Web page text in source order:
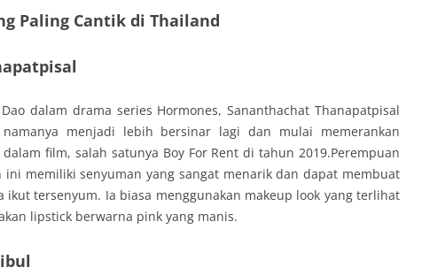
Paling Cantik di Thailand
dalam drama series Hormones, Sananthachat Thanapatpisal
namanya menjadi lebih bersinar lagi dan mulai memerankan
film, salah satunya Boy For Rent di tahun 2019.Perempuan
ini memiliki senyuman yang sangat menarik dan dapat membuat
ikut tersenyum. Ia biasa menggunakan makeup look yang terlihat
lipstick berwarna pink yang manis.